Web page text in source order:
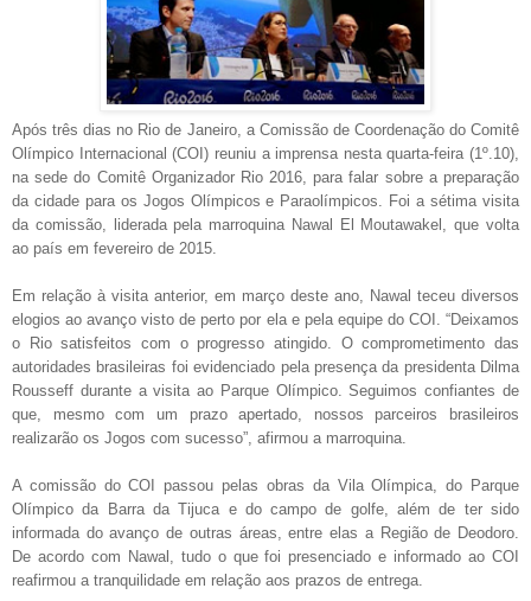
Após três dias no Rio de Janeiro, a Comissão de Coordenação do Comitê
Olímpico Internacional (COI) reuniu a imprensa nesta quarta-feira (1º.10),
na sede do Comitê Organizador Rio 2016, para falar sobre a preparação
da cidade para os Jogos Olímpicos e Paraolímpicos. Foi a sétima visita
da comissão, liderada pela marroquina Nawal El Moutawakel, que volta
ao país em fevereiro de 2015.
Em relação à visita anterior, em março deste ano, Nawal teceu diversos
elogios ao avanço visto de perto por ela e pela equipe do COI. “Deixamos
o Rio satisfeitos com o progresso atingido. O comprometimento das
autoridades brasileiras foi evidenciado pela presença da presidenta Dilma
Rousseff durante a visita ao Parque Olímpico. Seguimos confiantes de
que, mesmo com um prazo apertado, nossos parceiros brasileiros
realizarão os Jogos com sucesso”, afirmou a marroquina.
A comissão do COI passou pelas obras da Vila Olímpica, do Parque
Olímpico da Barra da Tijuca e do campo de golfe, além de ter sido
informada do avanço de outras áreas, entre elas a Região de Deodoro.
De acordo com Nawal, tudo o que foi presenciado e informado ao COI
reafirmou a tranquilidade em relação aos prazos de entrega.